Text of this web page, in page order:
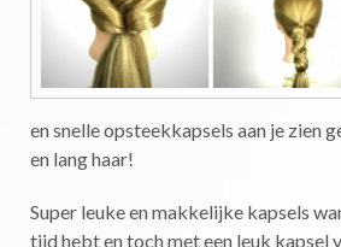
en snelle opsteekkapsels aan je zien
en lang haar!
Super leuke en makkelijke kapsels
tijd hebt en toch met een leuk kapsel